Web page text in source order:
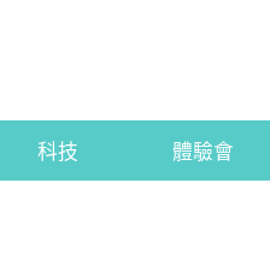
科技 體驗會